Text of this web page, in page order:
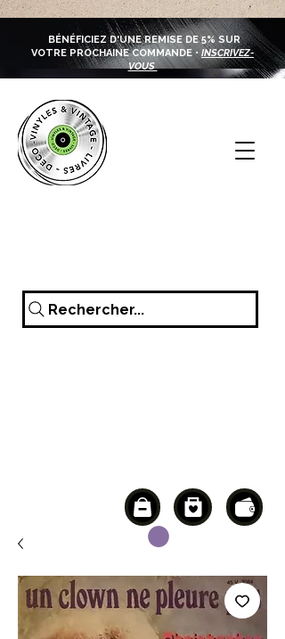
BÉNÉFICIEZ D'UNE REMISE DE 5% SUR
VOTRE PROCHAINE COMMANDE • INSCRIVEZ-
VOUS
Rechercher...